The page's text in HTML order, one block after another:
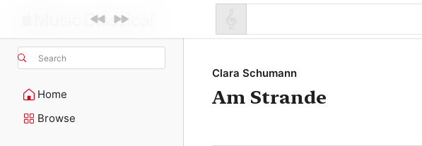
Search
Home
Browse
Clara Schumann
Am Strande